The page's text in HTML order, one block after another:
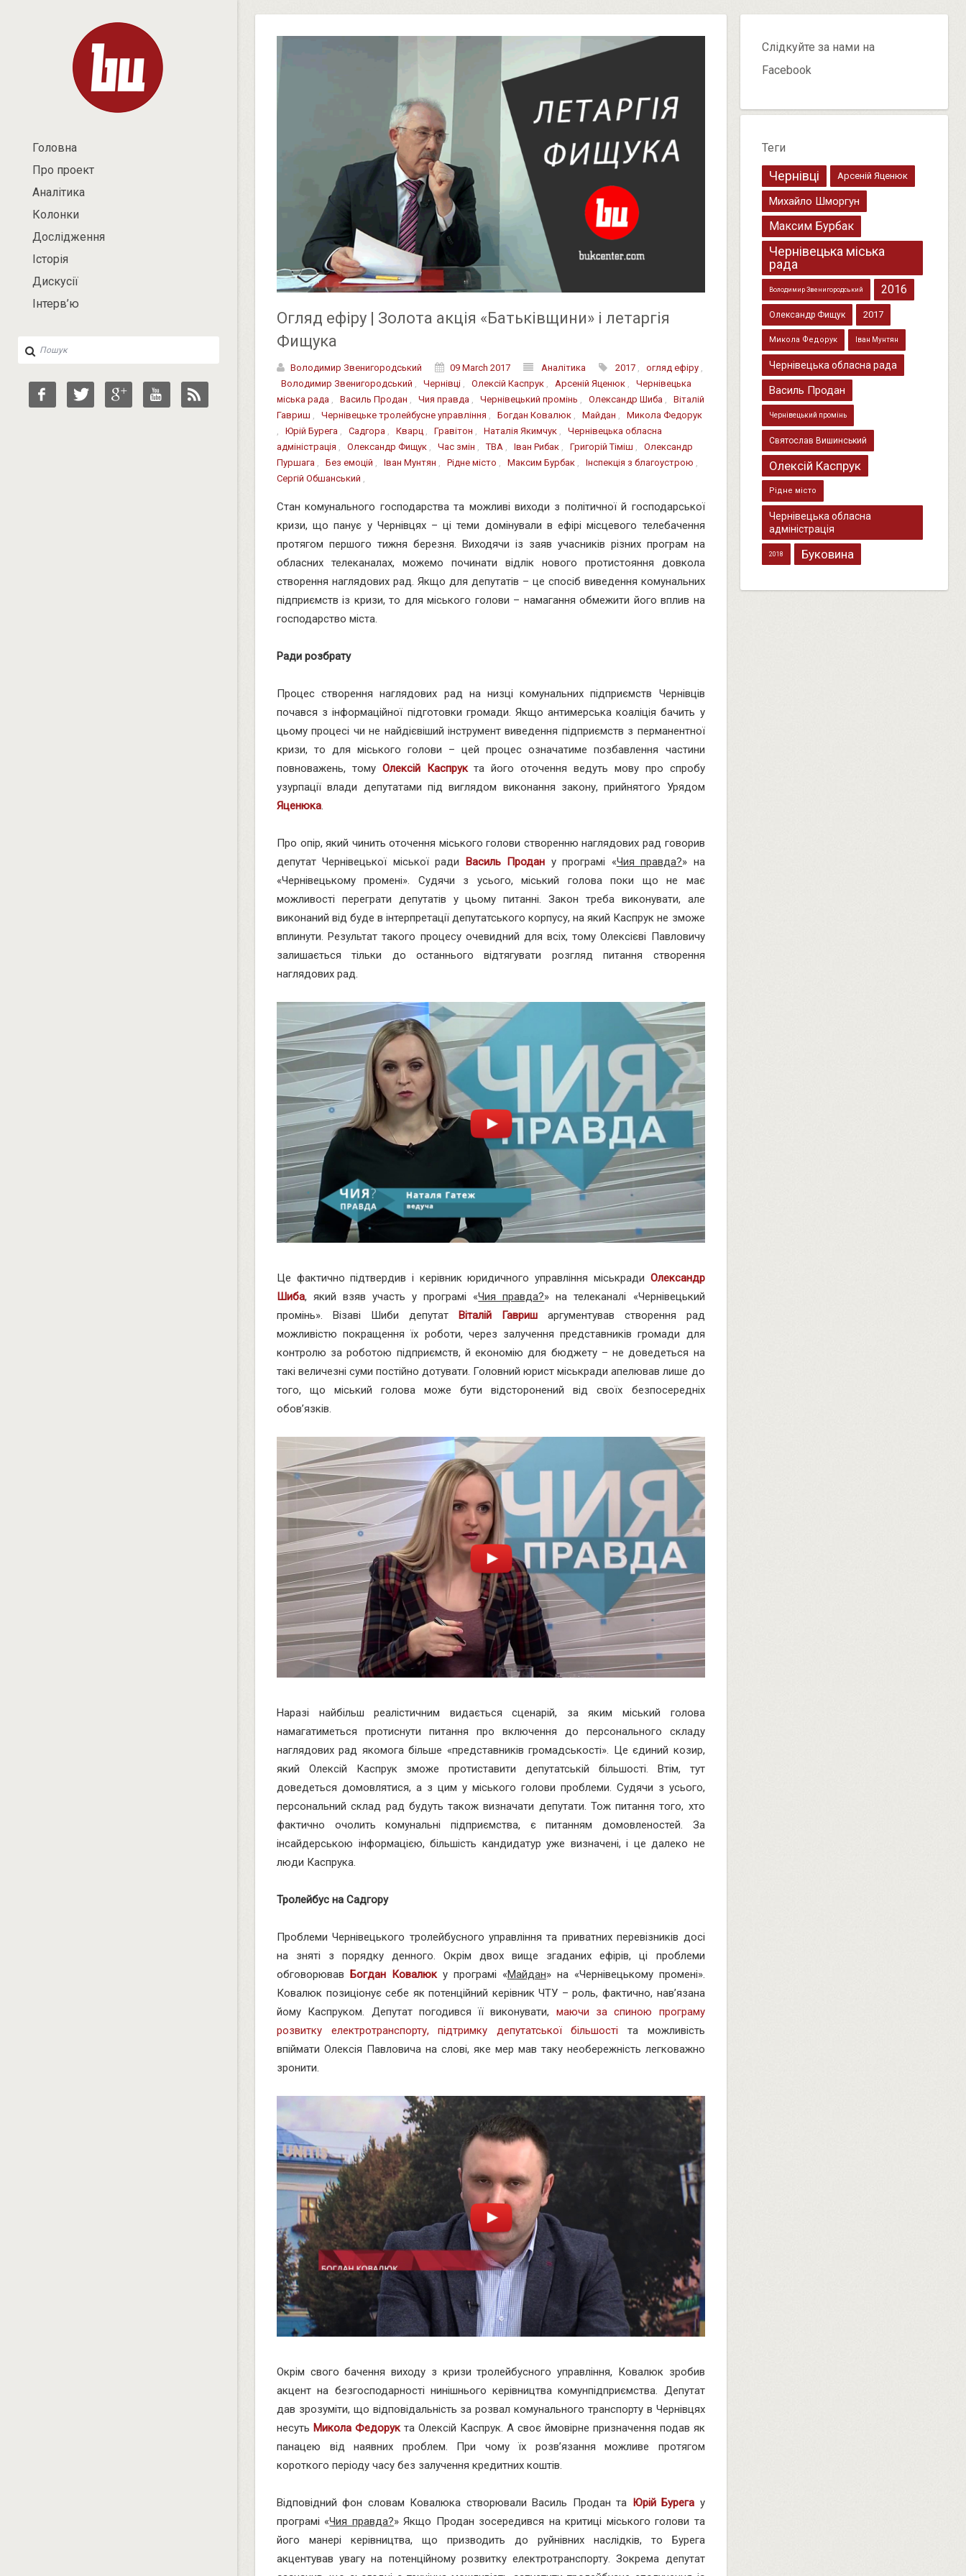
Головна
Про проект
Аналітика
Колонки
Дослідження
Історія
Дискусії
Інтерв’ю
Огляд ефіру | Золота акція «Батьківщини» і летаргія
Фищука
Володимир Звенигородський 09 March 2017 Аналітика 2017 , огляд ефіру ,
Володимир Звенигородський , Чернівці , Олексій Каспрук , Арсеній Яценюк , Чернівецька
міська рада , Василь Продан , Чия правда , Чернівецький промінь , Олександр Шиба , Віталій
Гавриш , Чернівецьке тролейбусне управління , Богдан Ковалюк , Майдан , Микола Федорук
, Юрій Бурега , Садгора , Кварц , Гравітон , Наталія Якимчук , Чернівецька обласна
адміністрація , Олександр Фищук , Час змін ,ТВА , Іван Рибак , Григорій Тіміш , Олександр
Пуршага , Без емоцій , Іван Мунтян , Рідне місто , Максим Бурбак , Інспекція з благоустрою ,
Сергій Обшанський ,
Стан комунального господарства та можливі виходи з політичної й господарської
кризи, що панує у Чернівцях – ці теми домінували в ефірі місцевого телебачення
протягом першого тижня березня. Виходячи із заяв учасників різних програм на
обласних телеканалах, можемо починати відлік нового протистояння довкола
створення наглядових рад. Якщо для депутатів – це спосіб виведення комунальних
підприємств із кризи, то для міського голови – намагання обмежити його вплив на
господарство міста.
Ради розбрату
Процес створення наглядових рад на низці комунальних підприємств Чернівців
почався з інформаційної підготовки громади. Якщо антимерська коаліція бачить у
цьому процесі чи не найдієвіший інструмент виведення підприємств з перманентної
кризи, то для міського голови – цей процес означатиме позбавлення частини
повноважень, тому Олексій Каспрукта його оточення ведуть мову про спробу
узурпації влади депутатами під виглядом виконання закону, прийнятого Урядом
Яценюка.
Про опір, який чинить оточення міського голови створенню наглядових рад говорив
депутат Чернівецької міської ради Василь Продан у програмі «Чия правда?» на
«Чернівецькому промені». Судячи з усього, міський голова поки що не має
можливості переграти депутатів у цьому питанні. Закон треба виконувати, але
виконаний від буде в інтерпретації депутатського корпусу, на який Каспрук не зможе
вплинути. Результат такого процесу очевидний для всіх, тому Олексієві Павловичу
залишається тільки до останнього відтягувати розгляд питання створення
наглядових рад.
Це фактично підтвердив і керівник юридичного управління міськради Олександр
Шиба, який взяв участь у програмі «Чия правда?» на телеканалі «Чернівецький
промінь». Візаві Шиби депутат Віталій Гавришаргументував створення рад
можливістю покращення їх роботи, через залучення представників громади для
контролю за роботою підприємств, й економію для бюджету – не доведеться на
такі величезні суми постійно дотувати. Головний юрист міськради апелював лише до
того, що міський голова може бути відсторонений від своїх безпосередніх
обов’язків.
Наразі найбільш реалістичним видається сценарій, за яким міський голова
намагатиметься протиснути питання про включення до персонального складу
наглядових рад якомога більше «представників громадськості». Це єдиний козир,
який Олексій Каспрук зможе протиставити депутатській більшості. Втім, тут
доведеться домовлятися, а з цим у міського голови проблеми. Судячи з усього,
персональний склад рад будуть також визначати депутати. Тож питання того, хто
фактично очолить комунальні підприємства, є питанням домовленостей. За
інсайдерською інформацією, більшість кандидатур уже визначені, і це далеко не
люди Каспрука.
Тролейбус на Садгору
Проблеми Чернівецького тролейбусного управління та приватних перевізників досі
на зняті з порядку денного. Окрім двох вище згаданих ефірів, ці проблеми
обговорював Богдан Ковалюку програмі «Майдан» на «Чернівецькому промені».
Ковалюк позиціонує себе як потенційний керівник ЧТУ – роль, фактично, нав’язана
йому Каспруком. Депутат погодився її виконувати, маючи за спиною програму
розвитку електротранспорту, підтримку депутатської більшості та можливість
впіймати Олексія Павловича на слові, яке мер мав таку необережність легковажно
зронити.
Окрім свого бачення виходу з кризи тролейбусного управління, Ковалюк зробив
акцент на безгосподарності нинішнього керівництва комунпідприємства. Депутат
дав зрозуміти, що відповідальність за розвал комунального транспорту в Чернівцях
несуть Микола Федорукта Олексій Каспрук. А своє ймовірне призначення подав як
панацею від наявних проблем. При чому їх розв’язання можливе протягом
короткого періоду часу без залучення кредитних коштів.
Відповідний фон словам Ковалюка створювали Василь Продан та Юрій Бурега у
програмі «Чия правда?» Якщо Продан зосередився на критиці міського голови та
його манері керівництва, що призводить до руйнівних наслідків, то Бурега
акцентував увагу на потенційному розвитку електротранспорту. Зокрема депутат
Слідкуйте за нами на
Facebook
Теги
Чернівці Арсеній Яценюк
Михайло Шморгун
Максим Бурбак
Чернівецька міська
рада
Володимир Звенигородський 2016
Олександр Фищук 2017
Микола Федорук Іван Мунтян
Чернівецька обласна рада
Василь Продан
Чернівецький промінь
Святослав Вишинський
Олексій Каспрук
Рідне місто
Чернівецька обласна
адміністрація
2018 Буковина